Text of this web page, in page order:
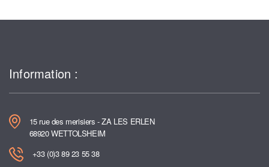
Information :
15 rue des merisiers - ZA LES ERLEN
68920 WETTOLSHEIM
+33 (0)3 89 23 55 38